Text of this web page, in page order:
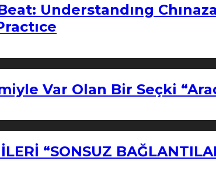
Understandıng
Var Olan Bir Seçki
“SONSUZ